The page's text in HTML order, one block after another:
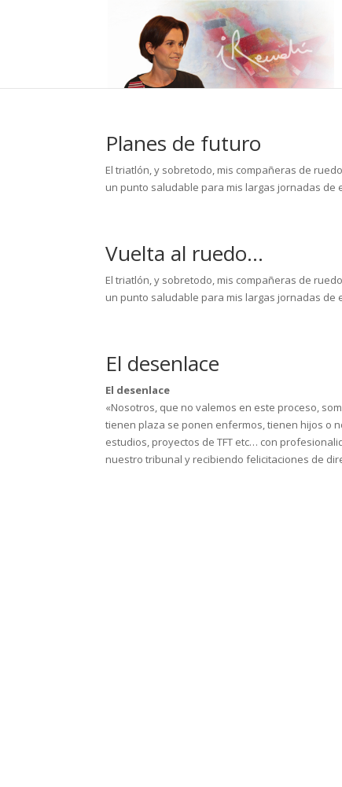
Planes de futuro
El triatlón, y sobretodo, mis compañeras de
un punto saludable para mis largas jornadas de
Vuelta al ruedo…
El triatlón, y sobretodo, mis compañeras de
un punto saludable para mis largas jornadas de
El desenlace
El desenlace
«Nosotros, que no valemos en este proceso,
tienen plaza se ponen enfermos, tienen hijos o
estudios, proyectos de TFT etc… con
nuestro tribunal y recibiendo felicitaciones de